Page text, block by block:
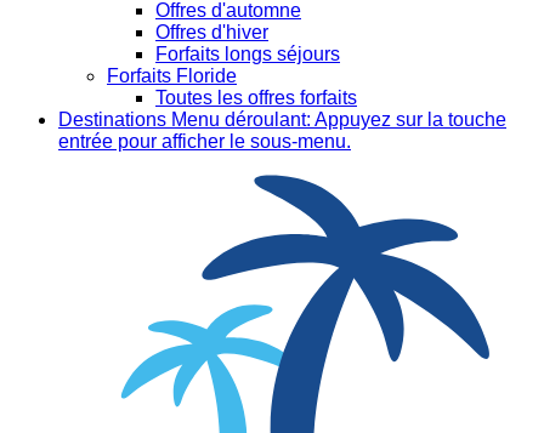
Offres d'automne
Offres d'hiver
Forfaits longs séjours
Forfaits Floride
Toutes les offres forfaits
Destinations Menu déroulant: Appuyez sur la touche
entrée pour afficher le sous-menu.